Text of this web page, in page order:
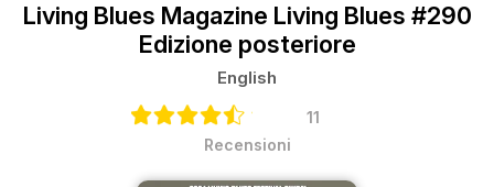
Living Blues Magazine Living Blues #290
Edizione posteriore
English
11
Recensioni